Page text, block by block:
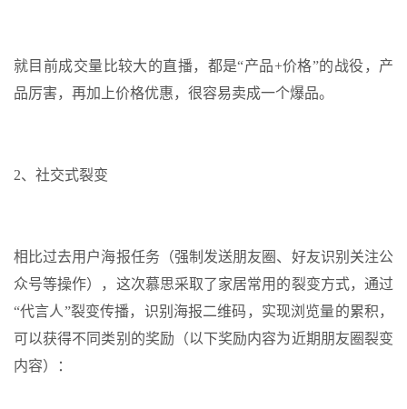
就目前成交量比较大的直播，都是“产品+价格”的战役，产
品厉害，再加上价格优惠，很容易卖成一个爆品。
2、社交式裂变
相比过去用户海报任务（强制发送朋友圈、好友识别关注公
众号等操作），这次慕思采取了家居常用的裂变方式，通过
“代言人”裂变传播，识别海报二维码，实现浏览量的累积，
可以获得不同类别的奖励（以下奖励内容为近期朋友圈裂变
内容）：